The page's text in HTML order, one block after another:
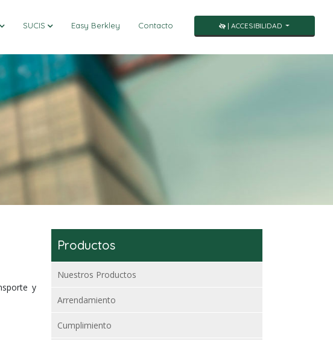
SUCIS Easy Berkley Contacto | ACCESIBILIDAD
y
Productos
Nuestros Productos
Arrendamiento
Cumplimiento